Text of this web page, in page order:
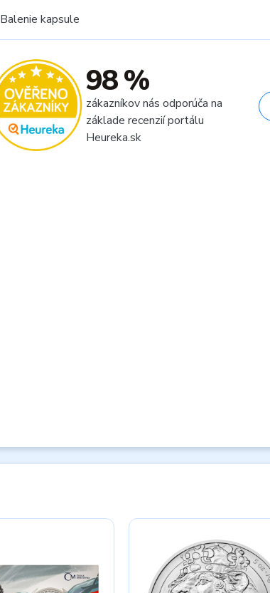
Balenie kapsule
98 %
zákazníkov nás odporúča na
základe recenzií portálu
Heureka.sk